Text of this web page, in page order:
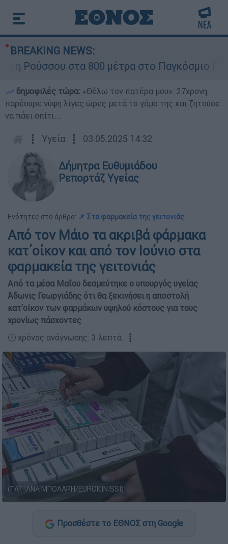
BREAKING NEWS:
Ρούσσου στα 800 μέτρα στο Παγκόσμιο
δημοφιλές τώρα: «Θέλω τον πατέρα μου»: 27χρονη
παρέσυρε νύφη λίγες ώρες μετά το γάμο της και ζητούσε
να πάει σπίτι...
┋ Υγεία ┋ 03.05.2025 14:32
Δήμητρα Ευθυμιάδου
Ρεπορτάζ Υγείας
Ενότητες στο άρθρο: 📌 Στα φαρμακεία της γειτονιάς
Από τον Μάιο τα ακριβά φάρμακα
κατ΄οίκον και από τον Ιούνιο στα
φαρμακεία της γειτονιάς
Από τα μέσα Μαΐου δεσμεύτηκε ο υπουργός υγείας
Άδωνις Γεωργιάδης ότι θα ξεκινήσει η αποστολή
κατ'οίκον των φαρμάκων υψηλού κόστους για τους
χρονίως πάσχοντες
🕛 χρόνος ανάγνωσης: 3 λεπτά ┋
(ΤΑΤΙΑΝΑ ΜΠΟΛΑΡΗ/EUROKINISSI)
Προσθέστε το ΕΘΝΟΣ στη Google